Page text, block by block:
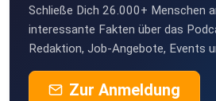
Schließe Dich 26.000+ Menschen
interessante Fakten über das
Redaktion, Job-Angebote, Events
Zur Anmeldung